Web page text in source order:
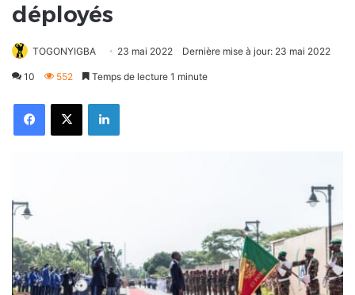
déployés
TOGONYIGBA 23 mai 2022 Dernière mise à jour: 23 mai 2022
10 552 Temps de lecture 1 minute
FacebookX Linkedin